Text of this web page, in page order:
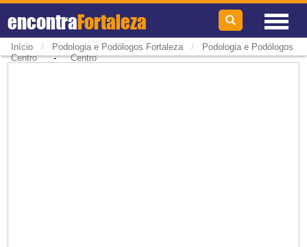
encontraFortaleza
Início / Podologia e Podólogos Fortaleza /
Podologia e Podólogos
Centro-Centro